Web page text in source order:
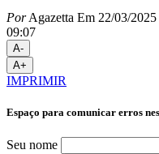
PorAgazetta Em 22/03/
09:07
A-
A+
IMPRIMIR
Espaço para comunicar erros
Seu nome